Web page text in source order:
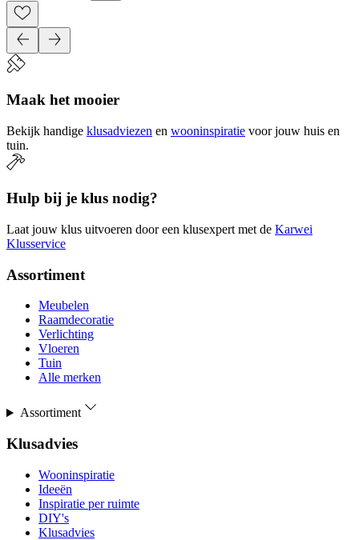
Maak het mooier
Bekijk handige klusadviezen en wooninspiratie voor jouw huis en
tuin.
Hulp bij je klus nodig?
Laat jouw klus uitvoeren door een klusexpert met de Karwei
Klusservice
Assortiment
Meubelen
Raamdecoratie
Verlichting
Vloeren
Tuin
Alle merken
Assortiment
Klusadvies
Wooninspiratie
Ideeën
Inspiratie per ruimte
DIY's
Klusadvies